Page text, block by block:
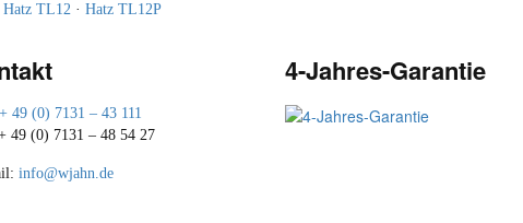
Hatz TL12 · Hatz TL12P
+ 49 (0) 7131 – 43 111
49 (0) 7131 – 48 54 27
info@wjahn.de
4-Jahres-Garantie